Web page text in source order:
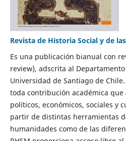
Revista de Historia Social y de
Es una publicación bianual con
review), adscrita al
Universidad de Santiago de
toda contribución académica que
políticos, económicos, sociales y
partir de distintas herramientas
humanidades como de las